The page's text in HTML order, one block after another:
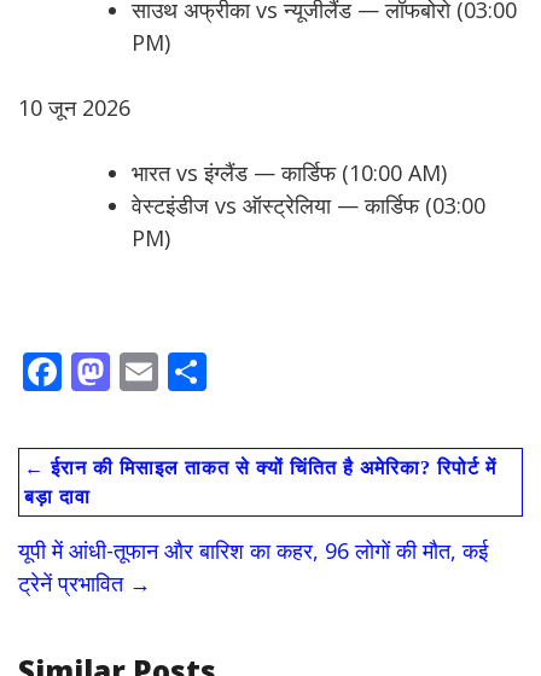
साउथ अफ्रीका vs न्यूजीलैंड — लॉफबोरो (03:00
PM)
10 जून 2026
भारत vs इंग्लैंड — कार्डिफ (10:00 AM)
वेस्टइंडीज vs ऑस्ट्रेलिया — कार्डिफ (03:00
PM)
F
e
b
o
o
k
M
to
d
o
n
E
ai
l
ar
e
← ईरान की मिसाइल ताकत से क्यों चिंतित है अमेरिका? रिपोर्ट में
बड़ा दावा
यूपी में आंधी-तूफान और बारिश का कहर, 96 लोगों की मौत, कई
ट्रेनें प्रभावित →